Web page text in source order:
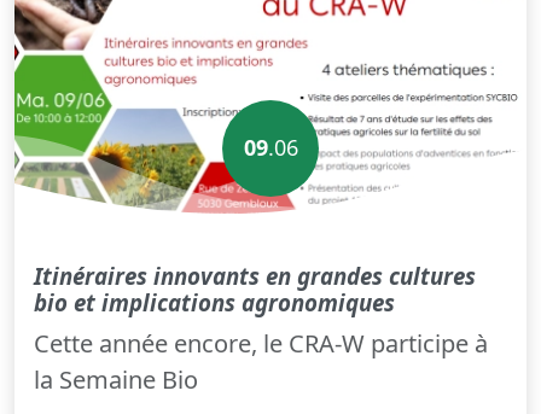
09.06
Itinéraires innovants en grandes cultures
bio et implications agronomiques
Cette année encore, le CRA-W participe à
la Semaine Bio